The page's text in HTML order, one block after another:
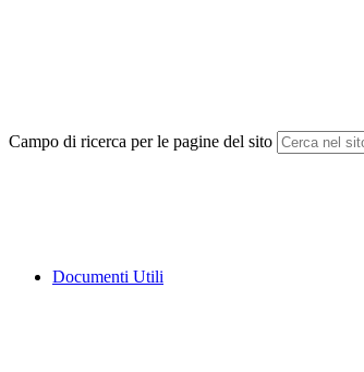
Campo di ricerca per le pagine del sito
Documenti Utili